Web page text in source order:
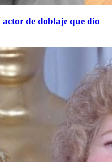
de doblaje que dio